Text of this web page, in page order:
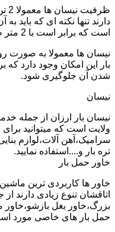
دارند تنها نکته ای که باید
است که برابر است با 2 متر طول و 1.65 متر عرض.
نیسان ها معمولا به صورت
بار این امکان وجود دارد
شدن آن جلوگیری شود.
نیسان
نیسان بار ارزان از جمله
ولایت است که میتوانید
سرامیک،آهن آلات،لوازم
تره بار و....استفاده نمایید.
خاور حمل بار
خاور ها کاربردی ترین
اتاقشان تنوع زیادی دارند
بزرگ،خاور بغل
حمل بار های خاصی مورد